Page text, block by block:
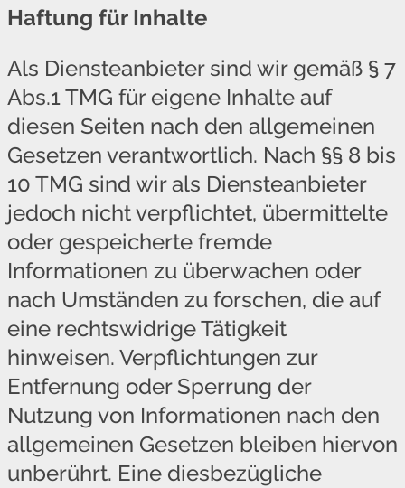
Haftung für Inhalte
Als Diensteanbieter sind wir gemäß § 7
Abs.1 TMG für eigene Inhalte auf
diesen Seiten nach den allgemeinen
Gesetzen verantwortlich. Nach §§ 8 bis
10 TMG sind wir als Diensteanbieter
jedoch nicht verpflichtet, übermittelte
oder gespeicherte fremde
Informationen zu überwachen oder
nach Umständen zu forschen, die auf
eine rechtswidrige Tätigkeit
hinweisen. Verpflichtungen zur
Entfernung oder Sperrung der
Nutzung von Informationen nach den
allgemeinen Gesetzen bleiben hiervon
unberührt. Eine diesbezügliche